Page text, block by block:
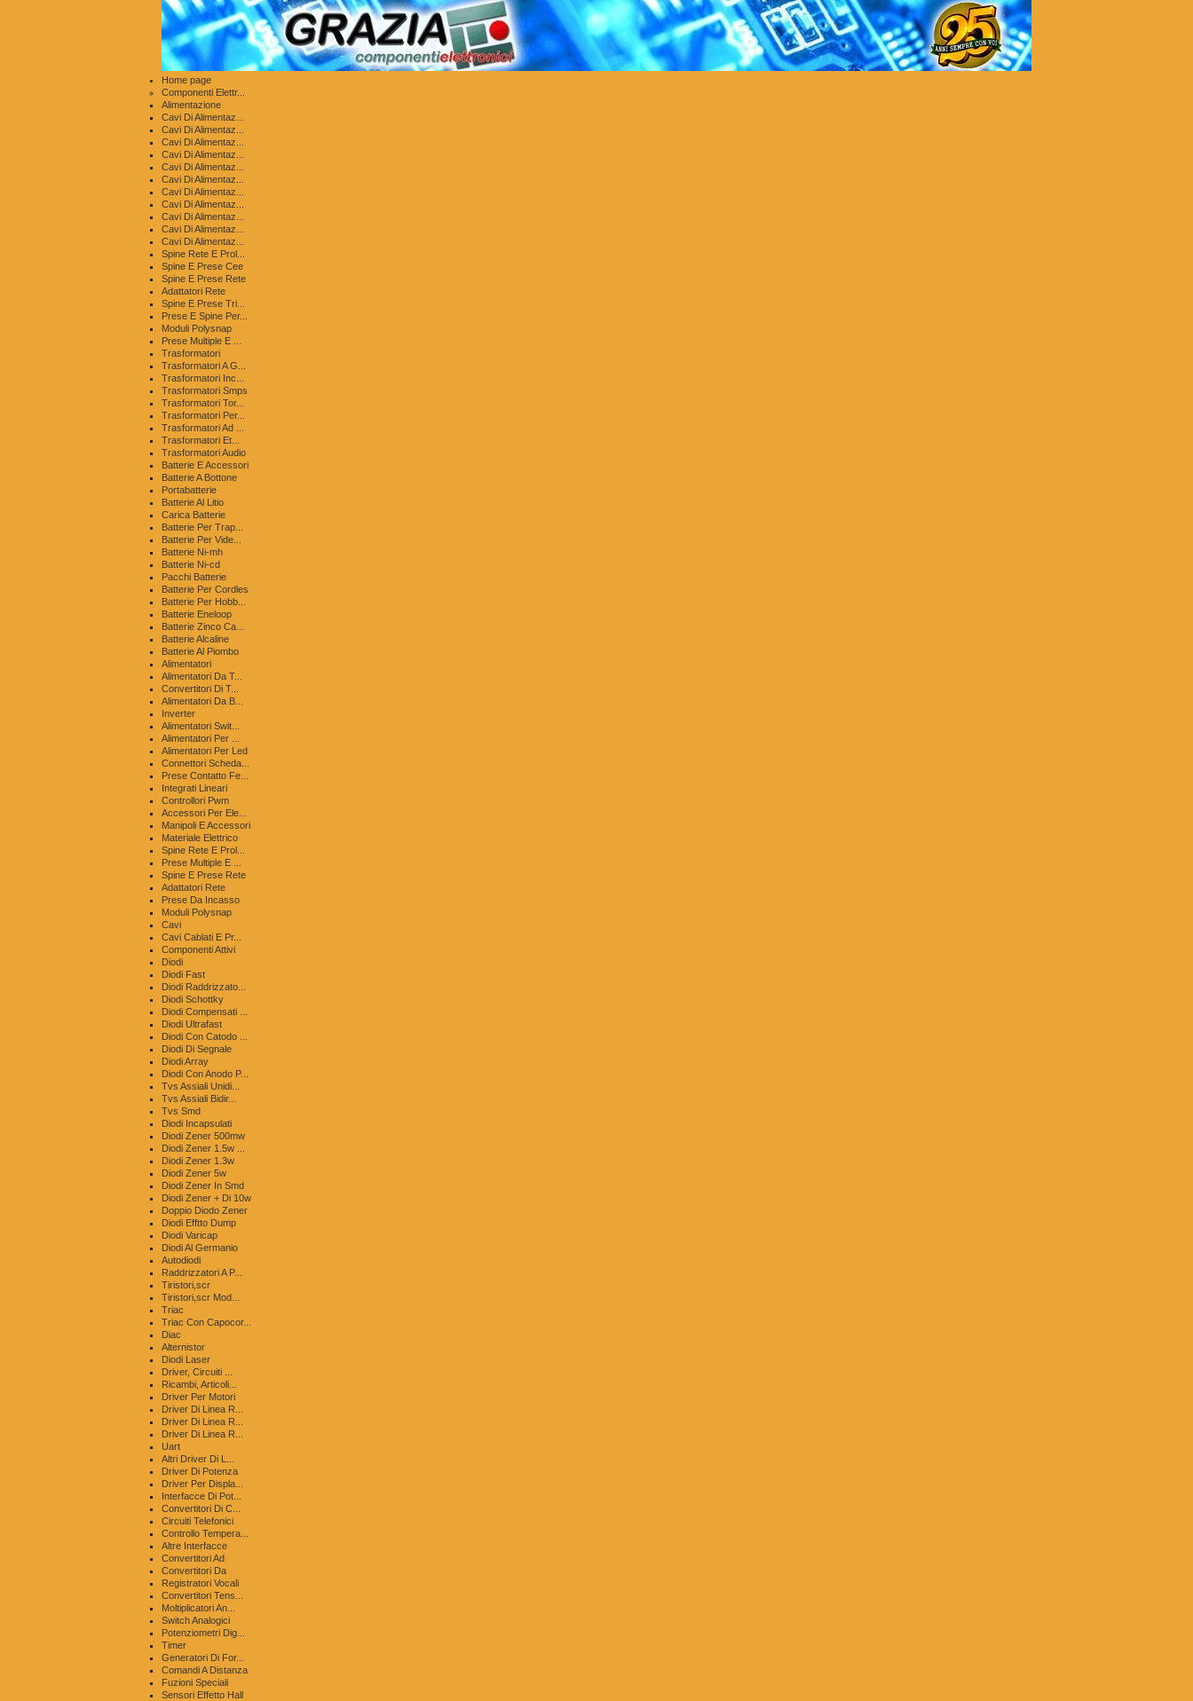
Home page
Componenti Elettr...
Alimentazione
Cavi Di Alimentaz...
Cavi Di Alimentaz...
Cavi Di Alimentaz...
Cavi Di Alimentaz...
Cavi Di Alimentaz...
Cavi Di Alimentaz...
Cavi Di Alimentaz...
Cavi Di Alimentaz...
Cavi Di Alimentaz...
Cavi Di Alimentaz...
Cavi Di Alimentaz...
Spine Rete E Prol...
Spine E Prese Cee
Spine E Prese Rete
Adattatori Rete
Spine E Prese Tri...
Prese E Spine Per...
Moduli Polysnap
Prese Multiple E ...
Trasformatori
Trasformatori A G...
Trasformatori Inc...
Trasformatori Smps
Trasformatori Tor...
Trasformatori Per...
Trasformatori Ad ...
Trasformatori Et...
Trasformatori Audio
Batterie E Accessori
Batterie A Bottone
Portabatterie
Batterie Al Litio
Carica Batterie
Batterie Per Trap...
Batterie Per Vide...
Batterie Ni-mh
Batterie Ni-cd
Pacchi Batterie
Batterie Per Cordles
Batterie Per Hobb...
Batterie Eneloop
Batterie Zinco Ca...
Batterie Alcaline
Batterie Al Piombo
Alimentatori
Alimentatori Da T...
Convertitori Di T...
Alimentatori Da B...
Inverter
Alimentatori Swit...
Alimentatori Per ...
Alimentatori Per Led
Connettori Scheda...
Prese Contatto Fe...
Integrati Lineari
Controllori Pwm
Accessori Per Ele...
Manipoli E Accessori
Materiale Elettrico
Spine Rete E Prol...
Prese Multiple E ...
Spine E Prese Rete
Adattatori Rete
Prese Da Incasso
Moduli Polysnap
Cavi
Cavi Cablati E Pr...
Componenti Attivi
Diodi
Diodi Fast
Diodi Raddrizzato...
Diodi Schottky
Diodi Compensati ...
Diodi Ultrafast
Diodi Con Catodo ...
Diodi Di Segnale
Diodi Array
Diodi Con Anodo P...
Tvs Assiali Unidi...
Tvs Assiali Bidir...
Tvs Smd
Diodi Incapsulati
Diodi Zener 500mw
Diodi Zener 1.5w ...
Diodi Zener 1.3w
Diodi Zener 5w
Diodi Zener In Smd
Diodi Zener + Di 10w
Doppio Diodo Zener
Diodi Efftto Dump
Diodi Varicap
Diodi Al Germanio
Autodiodi
Raddrizzatori A P...
Tiristori,scr
Tiristori,scr Mod...
Triac
Triac Con Capocor...
Diac
Alternistor
Diodi Laser
Driver, Circuiti ...
Ricambi, Articoli...
Driver Per Motori
Driver Di Linea R...
Driver Di Linea R...
Driver Di Linea R...
Uart
Altri Driver Di L...
Driver Di Potenza
Driver Per Displa...
Interfacce Di Pot...
Convertitori Di C...
Circuiti Telefonici
Controllo Tempera...
Altre Interfacce
Convertitori Ad
Convertitori Da
Registratori Vocali
Convertitori Tens...
Moltiplicatori An...
Switch Analogici
Potenziometri Dig...
Timer
Generatori Di For...
Comandi A Distanza
Fuzioni Speciali
Sensori Effetto Hall